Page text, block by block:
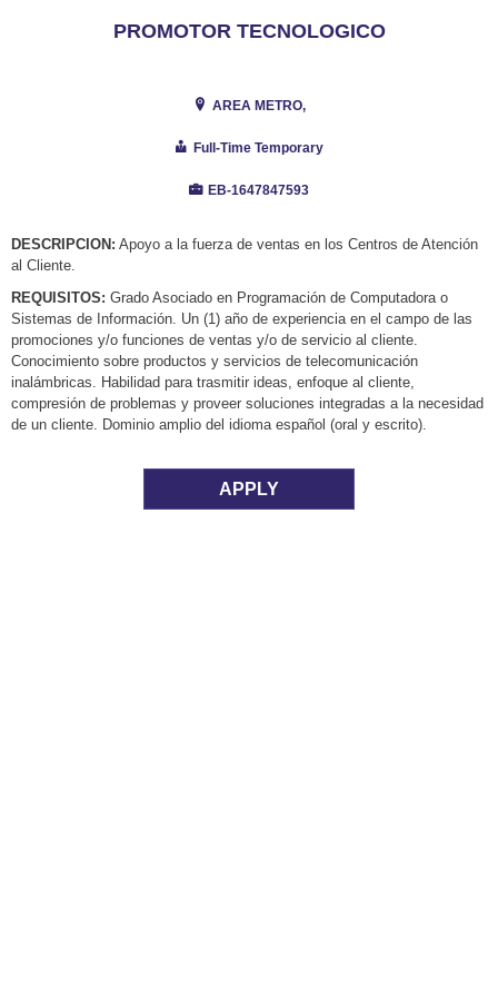
PROMOTOR TECNOLOGICO
AREA METRO,
Full-Time Temporary
EB-1647847593
DESCRIPCION: Apoyo a la fuerza de ventas en los Centros de Atención
al Cliente.
REQUISITOS: Grado Asociado en Programación de Computadora o
Sistemas de Información. Un (1) año de experiencia en el campo de las
promociones y/o funciones de ventas y/o de servicio al cliente.
Conocimiento sobre productos y servicios de telecomunicación
inalámbricas. Habilidad para trasmitir ideas, enfoque al cliente,
compresión de problemas y proveer soluciones integradas a la necesidad
de un cliente. Dominio amplio del idioma español (oral y escrito).
APPLY